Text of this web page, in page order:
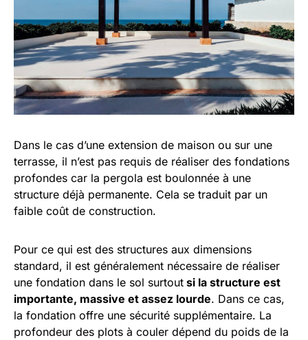
Dans le cas d’une extension de maison ou sur une
terrasse, il n’est pas requis de réaliser des fondations
profondes car la pergola est boulonnée à une
structure déjà permanente. Cela se traduit par un
faible coût de construction.
Pour ce qui est des structures aux dimensions
standard, il est généralement nécessaire de réaliser
une fondation dans le sol surtout si la structure est
importante, massive et assez lourde. Dans ce cas,
la fondation offre une sécurité supplémentaire. La
profondeur des plots à couler dépend du poids de la